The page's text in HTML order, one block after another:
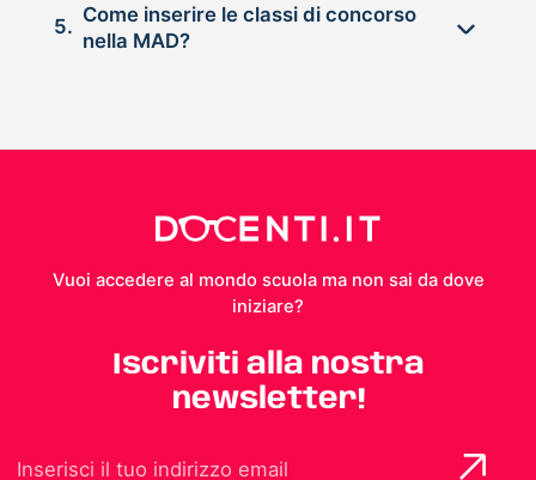
5.
Come inserire le classi di concorso
nella MAD?
Vuoi accedere al mondo scuola ma non sai da dove
iniziare?
Iscriviti alla nostra
newsletter!